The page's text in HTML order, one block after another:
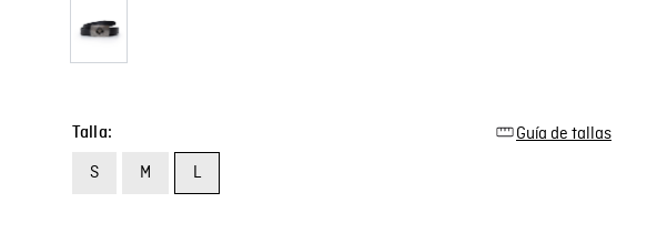
Guía de tallas
Talla
S M L